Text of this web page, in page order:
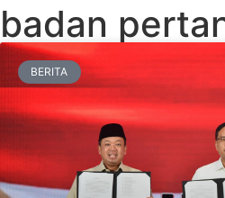
badan
BERITA